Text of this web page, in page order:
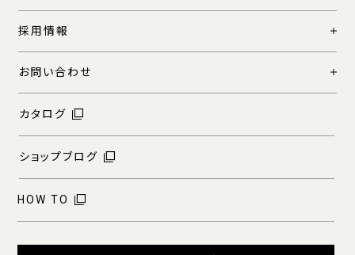
採用情報
お問い合わせ
カタログ
ショップブログ
HOW TO